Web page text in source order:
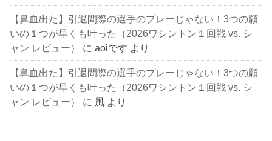
【鼻血出た】引退間際の選手のプレーじゃない！3つの願
いの１つが早くも叶った（2026ワシントン１回戦 vs. シ
ャン レビュー）
にaoiです より
【鼻血出た】引退間際の選手のプレーじゃない！3つの願
いの１つが早くも叶った（2026ワシントン１回戦 vs. シ
ャン レビュー）
に 風 より